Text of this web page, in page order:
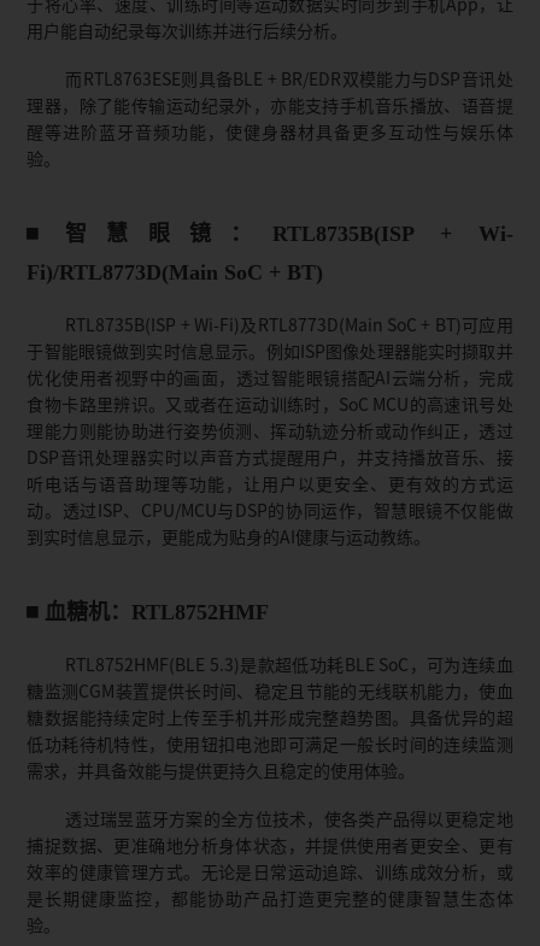
于将心率、速度、训练时间等运动数据实时同步到手机App，让
用户能自动纪录每次训练并进行后续分析。
而RTL8763ESE则具备BLE + BR/EDR双模能力与DSP音讯处
理器，除了能传输运动纪录外，亦能支持手机音乐播放、语音提
醒等进阶蓝牙音频功能，使健身器材具备更多互动性与娱乐体
验。
智慧眼镜：RTL8735B(ISP + Wi-
Fi)/RTL8773D(Main SoC + BT)
RTL8735B(ISP + Wi-Fi)及RTL8773D(Main SoC + BT)可应用
于智能眼镜做到实时信息显示。例如ISP图像处理器能实时撷取并
优化使用者视野中的画面，透过智能眼镜搭配AI云端分析，完成
食物卡路里辨识。又或者在运动训练时，SoC MCU的高速讯号处
理能力则能协助进行姿势侦测、挥动轨迹分析或动作纠正，透过
DSP音讯处理器实时以声音方式提醒用户，并支持播放音乐、接
听电话与语音助理等功能，让用户以更安全、更有效的方式运
动。透过ISP、CPU/MCU与DSP的协同运作，智慧眼镜不仅能做
到实时信息显示，更能成为贴身的AI健康与运动教练。
血糖机：RTL8752HMF
RTL8752HMF(BLE 5.3)是款超低功耗BLE SoC，可为连续血
糖监测CGM装置提供长时间、稳定且节能的无线联机能力，使血
糖数据能持续定时上传至手机并形成完整趋势图。具备优异的超
低功耗待机特性，使用钮扣电池即可满足一般长时间的连续监测
需求，并具备效能与提供更持久且稳定的使用体验。
透过瑞昱蓝牙方案的全方位技术，使各类产品得以更稳定地
捕捉数据、更准确地分析身体状态，并提供使用者更安全、更有
效率的健康管理方式。无论是日常运动追踪、训练成效分析，或
是长期健康监控，都能协助产品打造更完整的健康智慧生态体
验。